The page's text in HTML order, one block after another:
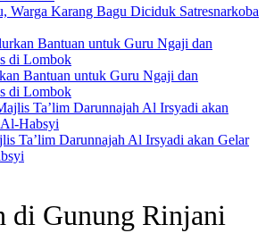
Warga Karang Bagu Diciduk Satresnarkoba
Bantuan untuk Guru Ngaji dan
di Lombok
Ta’lim Darunnajah Al Irsyadi akan Gelar
di Gunung Rinjani